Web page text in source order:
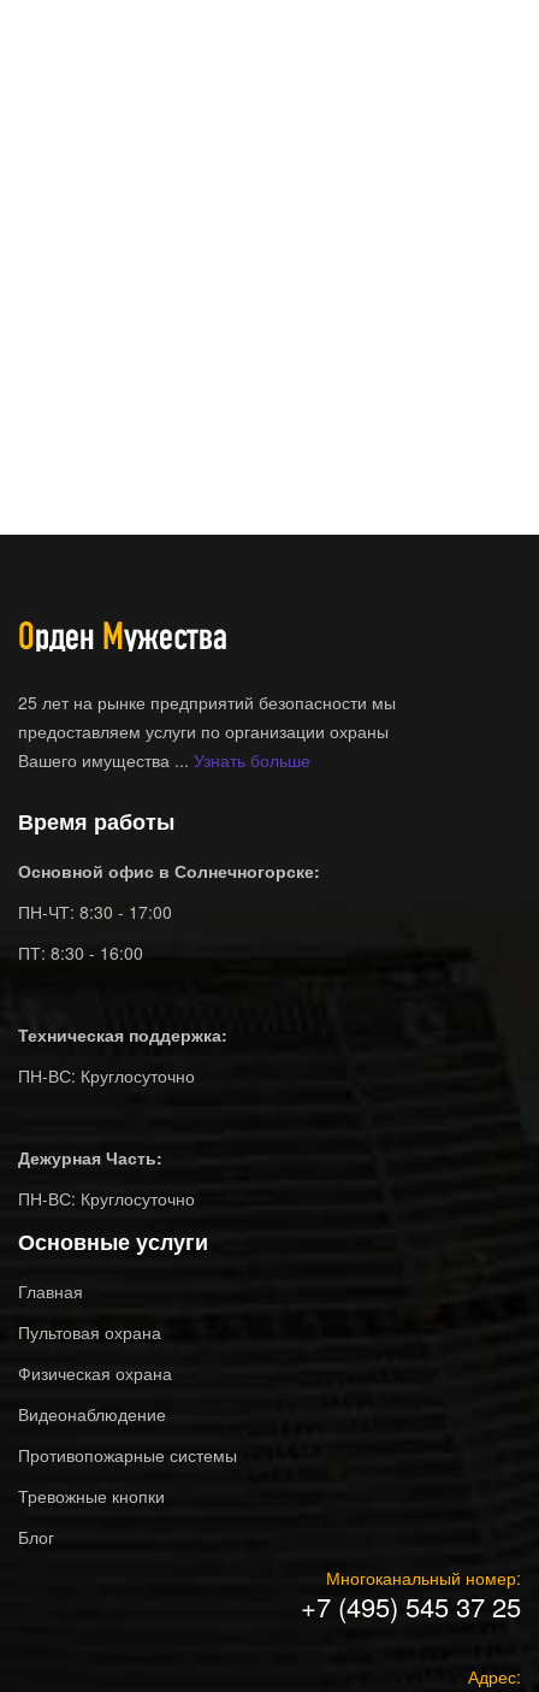
25 лет на рынке предприятий безопасности мы
предоставляем услуги по организации охраны
Вашего имущества ... Узнать больше
Время работы
Основной офис в Солнечногорске:
ПН-ЧТ: 8:30 - 17:00
ПТ: 8:30 - 16:00
Техническая поддержка:
ПН-ВС: Круглосуточно
Дежурная Часть:
ПН-ВС: Круглосуточно
Основные услуги
Главная
Пультовая охрана
Физическая охрана
Видеонаблюдение
Противопожарные системы
Тревожные кнопки
Блог
Многоканальный номер:
+7 (495) 545 37 25
Адрес: